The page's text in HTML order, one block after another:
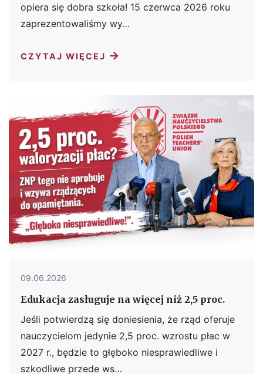
opiera się dobra szkoła! 15 czerwca 2026 roku
zaprezentowaliśmy wy…
CZYTAJ WIĘCEJ →
09.06.2026
Edukacja zasługuje na więcej niż 2,5 proc.
Jeśli potwierdzą się doniesienia, że rząd oferuje
nauczycielom jedynie 2,5 proc. wzrostu płac w
2027 r., będzie to głęboko niesprawiedliwe i
szkodliwe przede ws…